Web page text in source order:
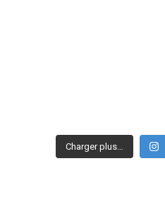
Charger plus…